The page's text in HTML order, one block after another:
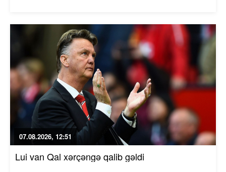
07.08.2026, 12:51
Lui van Qal xərçəngə qalib gəldi